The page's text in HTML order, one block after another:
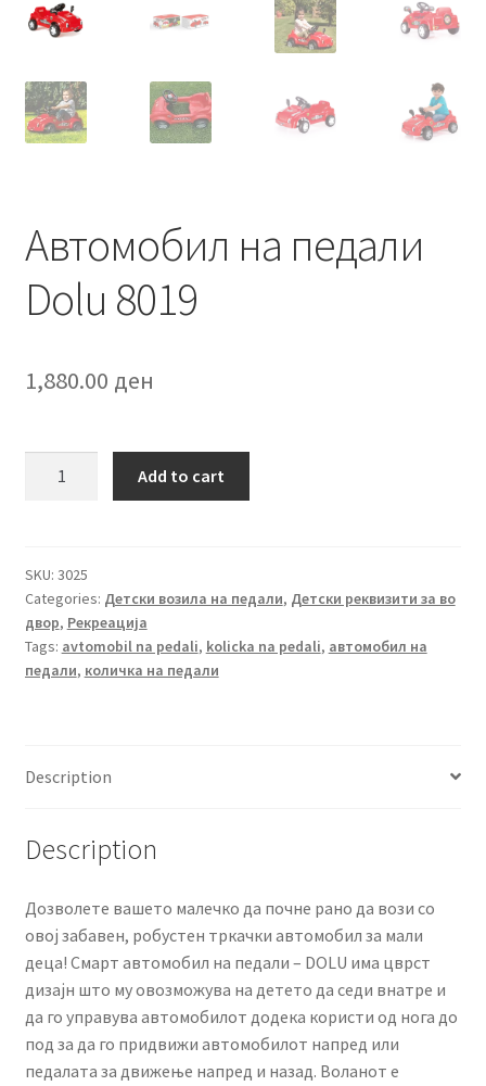
Автомобил на педали
Dolu 8019
1,880.00 ден
8019
quantity
Add to cart
SKU: 3025
Categories: Детски возила на педали, Детски реквизити за во
двор, Рекреација
Tags: avtomobil na pedali, kolicka na pedali, автомобил на
педали, количка на педали
Description
Description
Дозволете вашето малечко да почне рано да вози со
овој забавен, робустен тркачки автомобил за мали
деца! Смарт автомобил на педали – DOLU има цврст
дизајн што му овозможува на детето да седи внатре и
да го управува автомобилот додека користи од нога до
под за да го придвижи автомобилот напред или
педалата за движење напред и назад. Воланот е